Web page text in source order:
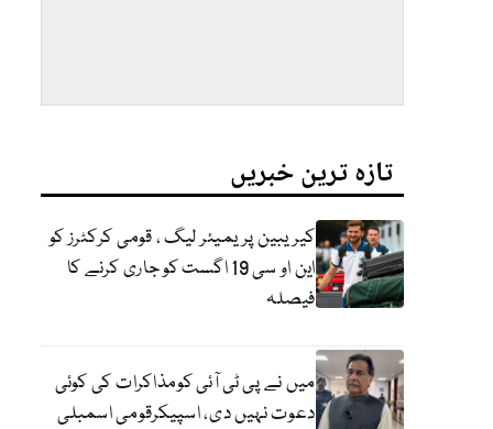
تازہ ترین خبریں
کیریبین پریمیئر لیگ ، قومی کرکٹرز کو
این او سی 19 اگست کو جاری کرنے کا
فیصلہ
میں نے پی ٹی آئی کومذاکرات کی کوئی
دعوت نہیں دی، اسپیکرقومی اسمبلی